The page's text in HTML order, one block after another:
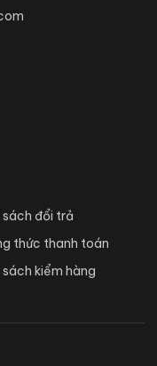
sách đổi trả
thức thanh toán
kiểm hàng